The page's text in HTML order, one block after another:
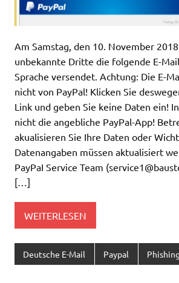
Am Samstag, den 10. November
unbekannte Dritte die folgende E-
Sprache versendet. Achtung: Die E-
nicht von PayPal! Klicken Sie
Link und geben Sie keine Daten ein!
nicht die angebliche PayPal-App!
akualisieren Sie Ihre Daten oder
Datenangaben müssen aktualisiert
PayPaI Service Team (
[…]
WEITERLESEN
Deutsche E-Mail Paypal Phishing